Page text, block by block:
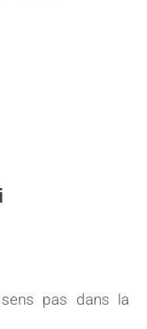
pas dans la